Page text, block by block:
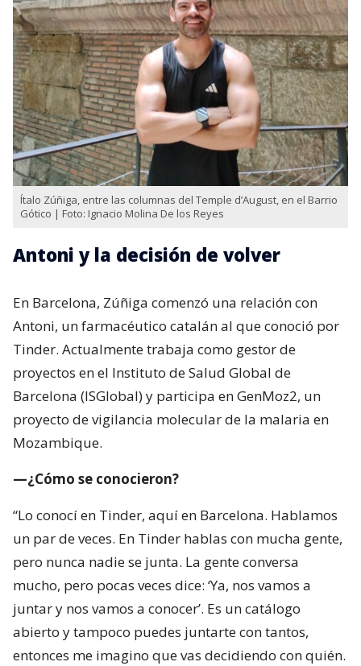
Ítalo Zúñiga, entre las columnas del Temple d’August, en el Barrio
Gótico | Foto: Ignacio Molina De los Reyes
Antoni y la decisión de volver
En Barcelona, Zúñiga comenzó una relación con
Antoni, un farmacéutico catalán al que conoció por
Tinder. Actualmente trabaja como gestor de
proyectos en el Instituto de Salud Global de
Barcelona (ISGlobal) y participa en GenMoz2, un
proyecto de vigilancia molecular de la malaria en
Mozambique.
—¿Cómo se conocieron?
“Lo conocí en Tinder, aquí en Barcelona. Hablamos
un par de veces. En Tinder hablas con mucha gente,
pero nunca nadie se junta. La gente conversa
mucho, pero pocas veces dice: ‘Ya, nos vamos a
juntar y nos vamos a conocer’. Es un catálogo
abierto y tampoco puedes juntarte con tantos,
entonces me imagino que vas decidiendo con quién.